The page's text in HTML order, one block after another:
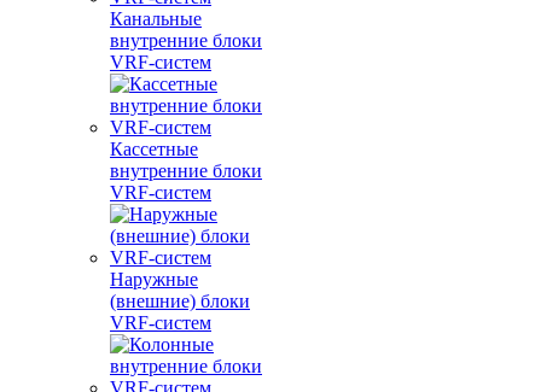
Канальные
внутренние блоки
VRF-систем
Кассетные
внутренние блоки
VRF-систем
Наружные
(внешние) блоки
VRF-систем